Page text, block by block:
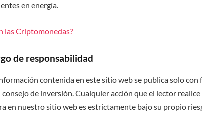
en energía.
las Criptomonedas?
de responsabilidad
contenida en este sitio web se publica solo
consejo de inversión. Cualquier acción que el lector
en nuestro sitio web es estrictamente bajo su propio